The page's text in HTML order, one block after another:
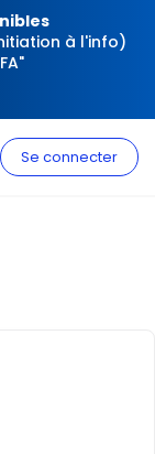
à l'info)
Se connecter